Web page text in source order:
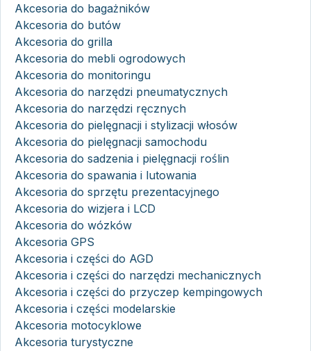
Akcesoria do bagażników
Akcesoria do butów
Akcesoria do grilla
Akcesoria do mebli ogrodowych
Akcesoria do monitoringu
Akcesoria do narzędzi pneumatycznych
Akcesoria do narzędzi ręcznych
Akcesoria do pielęgnacji i stylizacji włosów
Akcesoria do pielęgnacji samochodu
Akcesoria do sadzenia i pielęgnacji roślin
Akcesoria do spawania i lutowania
Akcesoria do sprzętu prezentacyjnego
Akcesoria do wizjera i LCD
Akcesoria do wózków
Akcesoria GPS
Akcesoria i części do AGD
Akcesoria i części do narzędzi mechanicznych
Akcesoria i części do przyczep kempingowych
Akcesoria i części modelarskie
Akcesoria motocyklowe
Akcesoria turystyczne